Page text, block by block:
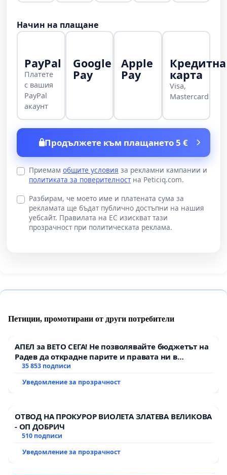
Начин на плащане
PayPal
Платете
с вашия
PayPal
акаунт
Google
Pay
Apple
Pay
Кредитна
карта
Visa,
Mastercard
Продължете към плащането 5 €
Приемам общите условия за рекламни кампании и
политиката за поверителностна Peticiq.com.
Разбирам, че моето име и платената сума за
рекламата ще бъдат публично достъпни на нашия
уебсайт. Правилата на ЕС изискват тази
прозрачност при политическата реклама.
Петиции, промотирани от други потребители
АПЕЛ за ВЕТО СЕГА! Не позволявайте бюджетът на
Радев да открадне парите и правата ни в
тъмното
35 853 подписи
Уведомление за прозрачност
ОТВОД НА ПРОКУРОР ВИОЛЕТА ЗЛАТЕВА ВЕЛИКОВА
- ОП ДОБРИЧ
510 подписи
Уведомление за прозрачност